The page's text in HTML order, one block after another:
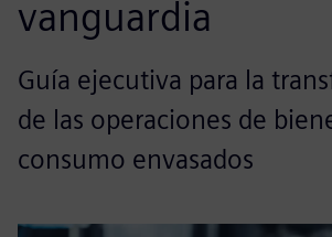
vanguardia
Guía ejecutiva para la
de las operaciones de
consumo envasados